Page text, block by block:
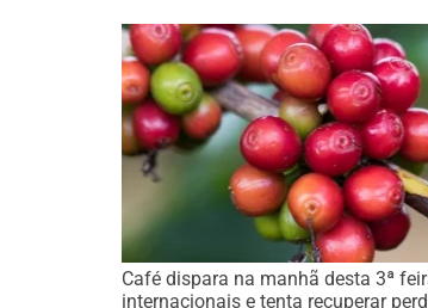
Café dispara na manhã desta 3ª
internacionais e tenta recuperar